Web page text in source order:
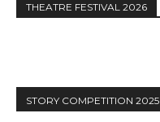
THEATRE FESTIVAL 2026
STORY COMPETITION 2025